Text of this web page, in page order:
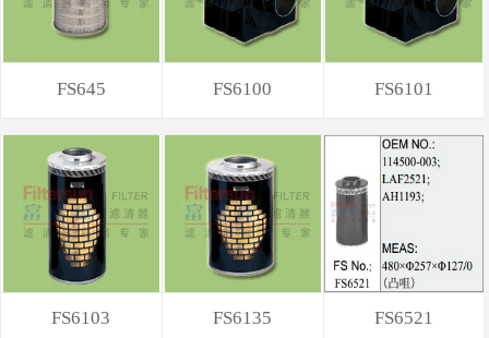
FS645 FS6100 FS6101
FS6103 FS6135 FS6521